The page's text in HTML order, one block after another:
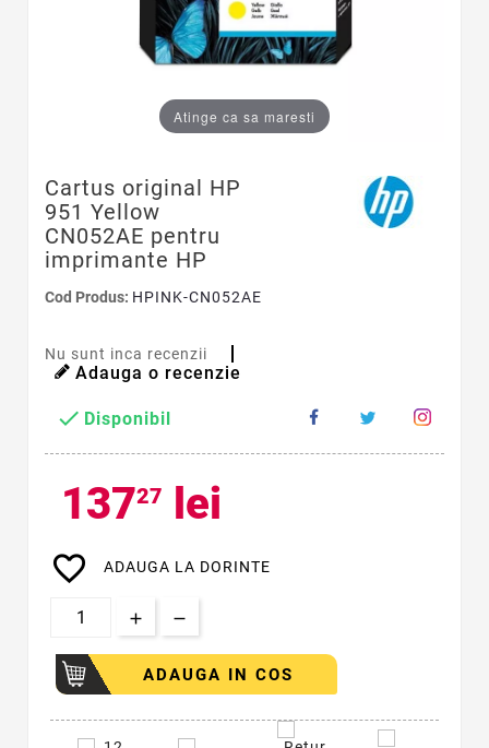
Atinge ca sa maresti
Cartus original HP
951 Yellow
CN052AE pentru
imprimante HP
Cod Produs: HPINK-CN052AE
Nu sunt inca recenzii
Adauga o recenzie
 Disponibil
13727 lei
favorite_border ADAUGA LA DORINTE
ADAUGA IN COS